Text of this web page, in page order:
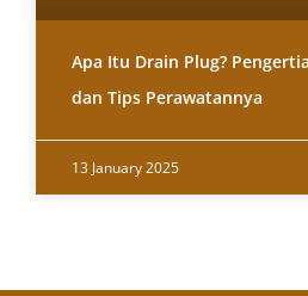
Apa Itu Drain Plug?
dan Tips Perawatannya
13 January 2025